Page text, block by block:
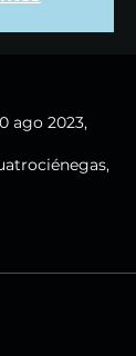
ago 2023,